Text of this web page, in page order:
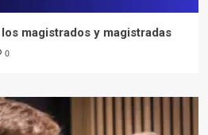
magistrados y magistradas
0